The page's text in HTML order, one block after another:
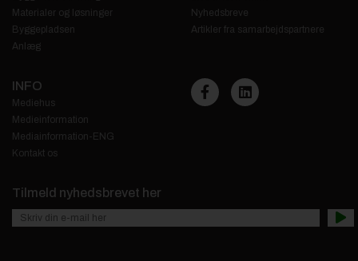
Materialer og løsninger
Byggepladsen
Anlæg
Nyhedsbreve
Artikler fra samarbejdspartnere
INFO
Mediehus
Medieinformation
Mediainformation-ENG
Kontakt os
Tilmeld nyhedsbrevet her